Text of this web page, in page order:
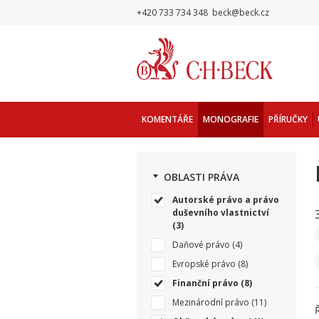
+420 733 734 348 beck@beck.cz
KOMENTÁŘE MONOGRAFIE PŘÍRUČKY
OBLASTI PRÁVA
Autorské právo a právo
duševního vlastnictví
(3)
Daňové právo (4)
Evropské právo (8)
Finanční právo (8)
Mezinárodní právo (11)